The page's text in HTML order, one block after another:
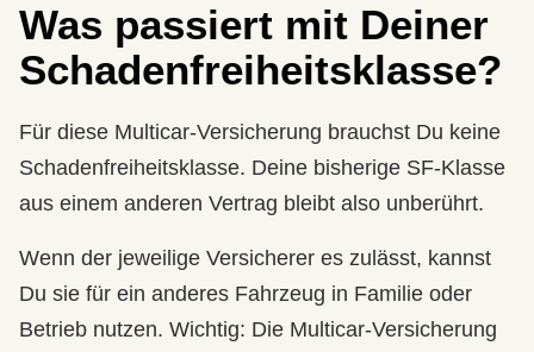
Was passiert mit Deiner
Schadenfreiheitsklasse?
Für diese Multicar-Versicherung brauchst Du keine
Schadenfreiheitsklasse. Deine bisherige SF-Klasse
aus einem anderen Vertrag bleibt also unberührt.
Wenn der jeweilige Versicherer es zulässt, kannst
Du sie für ein anderes Fahrzeug in Familie oder
Betrieb nutzen. Wichtig: Die Multicar-Versicherung